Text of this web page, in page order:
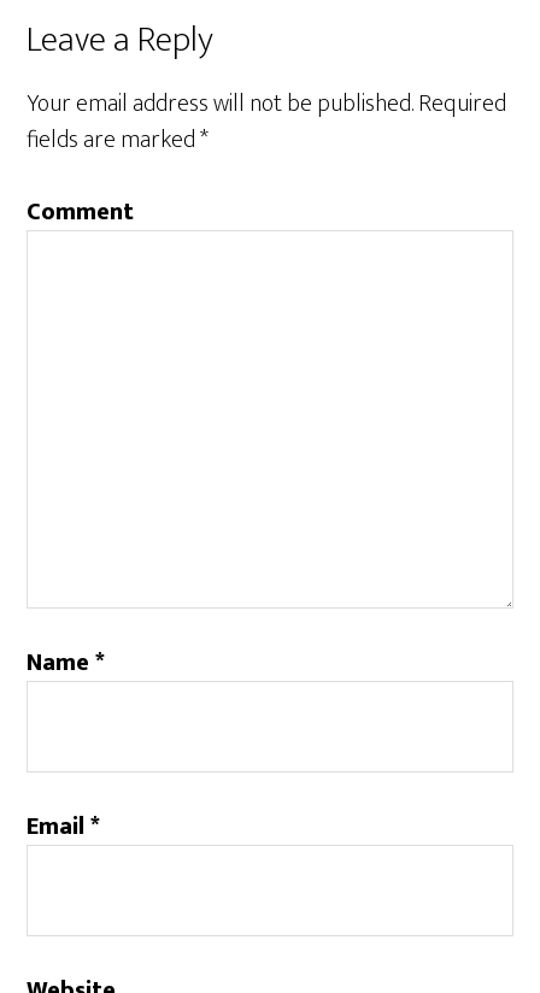
Leave a Reply
Your email address will not be published.Required
fields are marked*
Comment
Name*
Email*